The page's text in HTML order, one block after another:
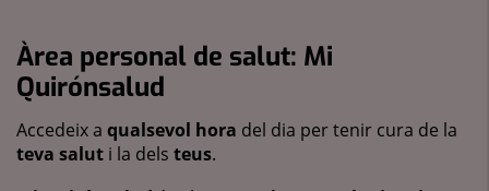
Àrea personal de salut: Mi
Quirónsalud
Accedeix a qualsevol hora del dia per tenir cura de la
teva salut i la dels teus.